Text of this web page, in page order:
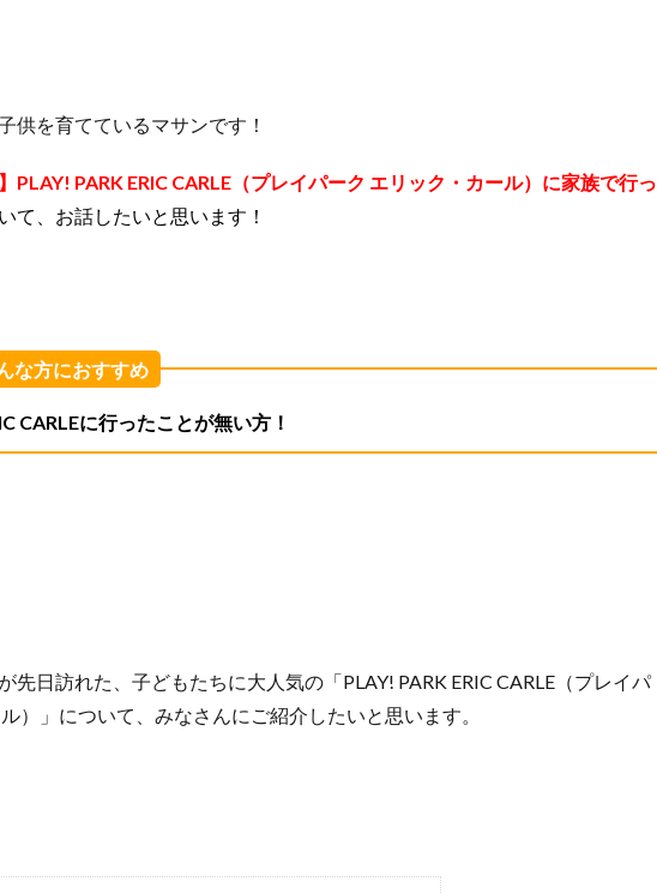
供を育てているマサンです！
】PLAY! PARK ERIC CARLE（プレイパーク エリック・カール）に家族で行っ
て、お話したいと思います！
な方におすすめ
CARLEに行ったことが無い方！
先日訪れた、子どもたちに大人気の「PLAY! PARK ERIC CARLE（プレイパ
）」について、みなさんにご紹介したいと思います。